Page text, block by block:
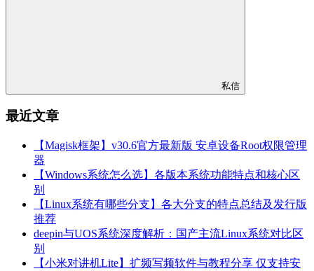
私信
最近文章
【Magisk框架】v30.6官方最新版 安卓设备Root权限管理
器
【Windows系统怎么选】各版本系统功能特点和核心区
别
【Linux系统有哪些分支】各大分支的特点总结及发行版
推荐
deepin与UOS系统深度解析：国产主流Linux系统对比区
别
【小米对讲机Lite】扩频写频软件与教程分享 仅支持安